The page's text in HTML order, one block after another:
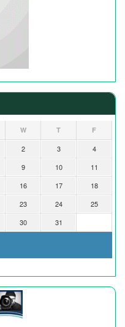
W T F
2 3
4
9 10
11
16 17
18
23 24
25
30 31